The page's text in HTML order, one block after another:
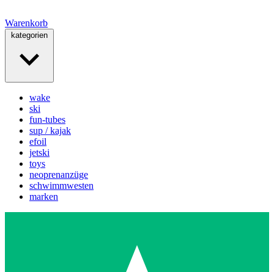
Warenkorb
kategorien
wake
ski
fun-tubes
sup / kajak
efoil
jetski
toys
neoprenanzüge
schwimmwesten
marken